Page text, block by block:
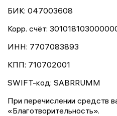
БИК: 047003608
Корр. счёт:
ИНН: 7707083893
КПП: 710702001
SWIFT-код: SABRRUMM
При перечислении средств
«Благотворительность».